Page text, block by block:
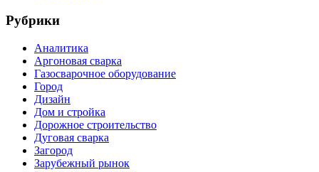
Рубрики
Аналитика
Аргоновая сварка
Газосварочное оборудование
Город
Дизайн
Дом и стройка
Дорожное строительство
Дуговая сварка
Загород
Зарубежный рынок